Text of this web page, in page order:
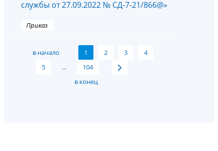
службы от 27.09.2022 № СД-7-21/866@»
Приказ
в начало 1 2 3
4
5
...
104
в конец